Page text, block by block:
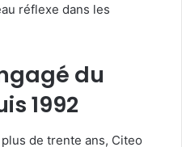
réflexe dans les
du
1992
de trente ans, Citeo